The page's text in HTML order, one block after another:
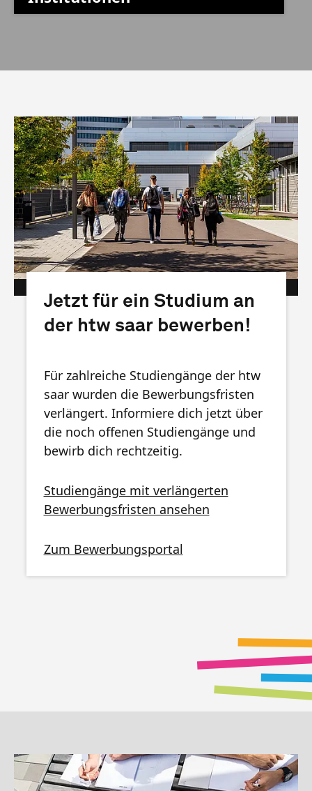
Jetzt für ein Studium an
der htw saar bewerben!
Für zahlreiche Studiengänge der htw
saar wurden die Bewerbungsfristen
verlängert. Informiere dich jetzt über
die noch offenen Studiengänge und
bewirb dich rechtzeitig.
Studiengänge mit verlängerten
Bewerbungsfristen ansehen
Zum Bewerbungsportal